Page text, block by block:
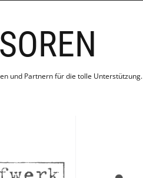
und Partnern für die tolle Unterstützung.